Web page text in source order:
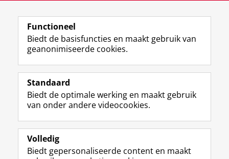
View this page in:English
Volg de RUG
F
a
e
b
o
p
L
i
k
e
I
-
R
S
-
f
e
R
I
n
t
r
m
Y
o
T
e
k
Studiekiezers
Alumni
Over ons
Functioneel
Biedt de basisfuncties en maakt gebruik van
geanonimiseerde cookies.
Standaard
Biedt de optimale werking en maakt gebruik
van onder andere videocookies.
Volledig
Biedt gepersonaliseerde content en maakt